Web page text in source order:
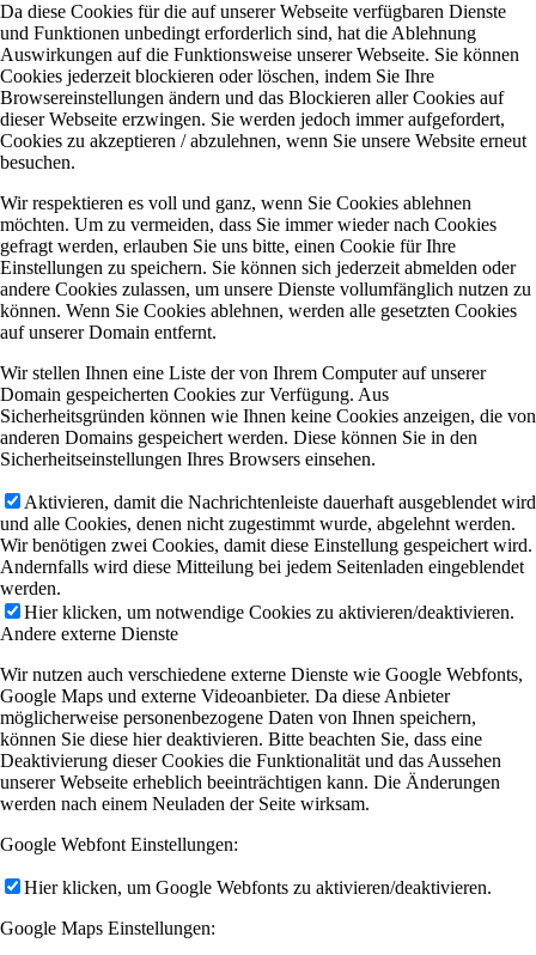
Da diese Cookies für die auf unserer Webseite verfügbaren Dienste
und Funktionen unbedingt erforderlich sind, hat die Ablehnung
Auswirkungen auf die Funktionsweise unserer Webseite. Sie können
Cookies jederzeit blockieren oder löschen, indem Sie Ihre
Browsereinstellungen ändern und das Blockieren aller Cookies auf
dieser Webseite erzwingen. Sie werden jedoch immer aufgefordert,
Cookies zu akzeptieren / abzulehnen, wenn Sie unsere Website erneut
besuchen.
Wir respektieren es voll und ganz, wenn Sie Cookies ablehnen
möchten. Um zu vermeiden, dass Sie immer wieder nach Cookies
gefragt werden, erlauben Sie uns bitte, einen Cookie für Ihre
Einstellungen zu speichern. Sie können sich jederzeit abmelden oder
andere Cookies zulassen, um unsere Dienste vollumfänglich nutzen zu
können. Wenn Sie Cookies ablehnen, werden alle gesetzten Cookies
auf unserer Domain entfernt.
Wir stellen Ihnen eine Liste der von Ihrem Computer auf unserer
Domain gespeicherten Cookies zur Verfügung. Aus
Sicherheitsgründen können wie Ihnen keine Cookies anzeigen, die von
anderen Domains gespeichert werden. Diese können Sie in den
Sicherheitseinstellungen Ihres Browsers einsehen.
Aktivieren, damit die Nachrichtenleiste dauerhaft ausgeblendet wird
und alle Cookies, denen nicht zugestimmt wurde, abgelehnt werden.
Wir benötigen zwei Cookies, damit diese Einstellung gespeichert wird.
Andernfalls wird diese Mitteilung bei jedem Seitenladen eingeblendet
werden.
Hier klicken, um notwendige Cookies zu aktivieren/deaktivieren.
Andere externe Dienste
Wir nutzen auch verschiedene externe Dienste wie Google Webfonts,
Google Maps und externe Videoanbieter. Da diese Anbieter
möglicherweise personenbezogene Daten von Ihnen speichern,
können Sie diese hier deaktivieren. Bitte beachten Sie, dass eine
Deaktivierung dieser Cookies die Funktionalität und das Aussehen
unserer Webseite erheblich beeinträchtigen kann. Die Änderungen
werden nach einem Neuladen der Seite wirksam.
Google Webfont Einstellungen:
Hier klicken, um Google Webfonts zu aktivieren/deaktivieren.
Google Maps Einstellungen: